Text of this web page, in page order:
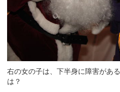
右の女の子は、下半身に障害があ
は？